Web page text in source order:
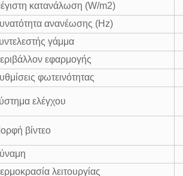
κατανάλωση (W/m2)
ανανέωσης (Hz)
γάμμα
εφαρμογής
φωτεινότητας
ελέγχου
βίντεο
λειτουργίας